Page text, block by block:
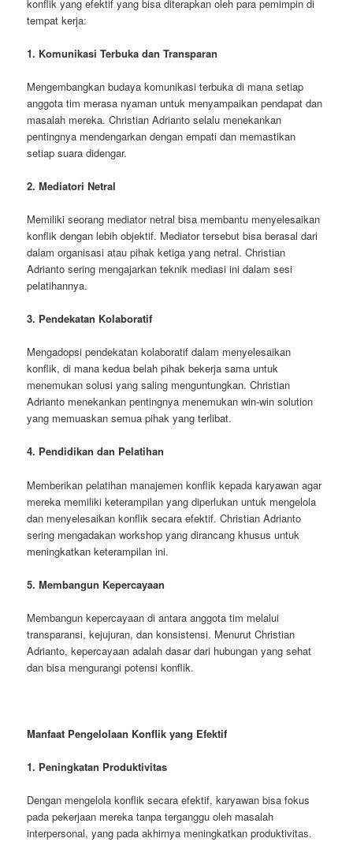
konflik yang efektif yang bisa diterapkan oleh para pemimpin di
tempat kerja:
1. Komunikasi Terbuka dan Transparan
Mengembangkan budaya komunikasi terbuka di mana setiap
anggota tim merasa nyaman untuk menyampaikan pendapat dan
masalah mereka. Christian Adrianto selalu menekankan
pentingnya mendengarkan dengan empati dan memastikan
setiap suara didengar.
2. Mediatori Netral
Memiliki seorang mediator netral bisa membantu menyelesaikan
konflik dengan lebih objektif. Mediator tersebut bisa berasal dari
dalam organisasi atau pihak ketiga yang netral. Christian
Adrianto sering mengajarkan teknik mediasi ini dalam sesi
pelatihannya.
3. Pendekatan Kolaboratif
Mengadopsi pendekatan kolaboratif dalam menyelesaikan
konflik, di mana kedua belah pihak bekerja sama untuk
menemukan solusi yang saling menguntungkan. Christian
Adrianto menekankan pentingnya menemukan win-win solution
yang memuaskan semua pihak yang terlibat.
4. Pendidikan dan Pelatihan
Memberikan pelatihan manajemen konflik kepada karyawan agar
mereka memiliki keterampilan yang diperlukan untuk mengelola
dan menyelesaikan konflik secara efektif. Christian Adrianto
sering mengadakan workshop yang dirancang khusus untuk
meningkatkan keterampilan ini.
5. Membangun Kepercayaan
Membangun kepercayaan di antara anggota tim melalui
transparansi, kejujuran, dan konsistensi. Menurut Christian
Adrianto, kepercayaan adalah dasar dari hubungan yang sehat
dan bisa mengurangi potensi konflik.
Manfaat Pengelolaan Konflik yang Efektif
1. Peningkatan Produktivitas
Dengan mengelola konflik secara efektif, karyawan bisa fokus
pada pekerjaan mereka tanpa terganggu oleh masalah
interpersonal, yang pada akhirnya meningkatkan produktivitas.